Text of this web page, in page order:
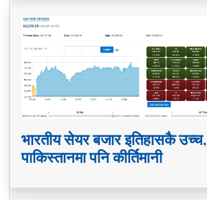
भारतीय सेयर बजार इतिहासकै उच्च,
पाकिस्तानमा पनि कीर्तिमानी